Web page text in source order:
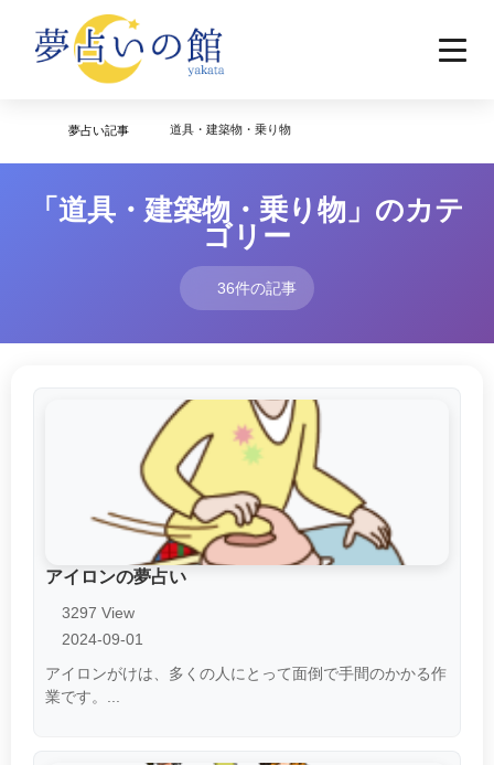
夢占い記事 道具・建築物・乗り物
「道具・建築物・乗り物」のカテ
ゴリー
36件の記事
アイロンの夢占い
3297 View
2024-09-01
アイロンがけは、多くの人にとって面倒で手間のかかる作
業です。...